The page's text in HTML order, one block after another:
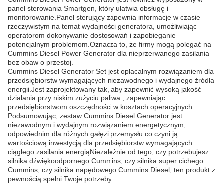
panel sterowania Smartgen, który ułatwia obsługę i
monitorowanie.Panel sterujący zapewnia informacje w czasie
rzeczywistym na temat wydajności generatora, umożliwiając
operatorom dokonywanie dostosowań i zapobieganie
potencjalnym problemom.Oznacza to, że firmy mogą polegać na
Cummins Diesel Power Generator dla nieprzerwanego zasilania
bez obaw o przestoj.
Cummins Diesel Generator Set jest opłacalnym rozwiązaniem dla
przedsiębiorstw wymagających niezawodnego i wydajnego źródła
energii.Jest zaprojektowany tak, aby zapewnić wysoką jakość
działania przy niskim zużyciu paliwa., zapewniając
przedsiębiorstwom oszczędności w kosztach operacyjnych.
Podsumowując, zestaw Cummins Diesel Generator jest
niezawodnym i wydajnym rozwiązaniem energetycznym,
odpowiednim dla różnych gałęzi przemysłu.co czyni ją
wartościową inwestycją dla przedsiębiorstw wymagających
ciągłego zasilania energiąNiezależnie od tego, czy potrzebujesz
silnika dźwiękoodpornego Cummins, czy silnika super cichego
Cummins, czy silnika napędowego Cummins Diesel, ten produkt z
pewnością spełni Twoje potrzeby.